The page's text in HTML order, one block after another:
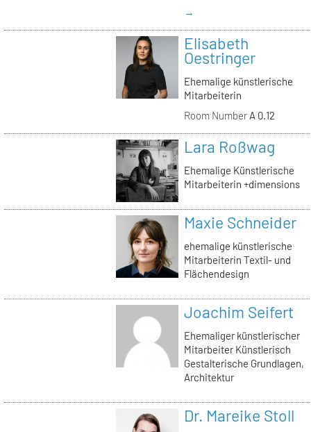
→
Elisabeth
Oestringer
Ehemalige künstlerische
Mitarbeiterin
Room NumberA 0.12
Lara Roßwag
Ehemalige Künstlerische
Mitarbeiterin +dimensions
Maxie Schneider
ehemalige künstlerische
Mitarbeiterin Textil- und
Flächendesign
Joachim Seifert
Ehemaliger künstlerischer
Mitarbeiter Künstlerisch
Gestalterische Grundlagen,
Architektur
Dr. Mareike Stoll